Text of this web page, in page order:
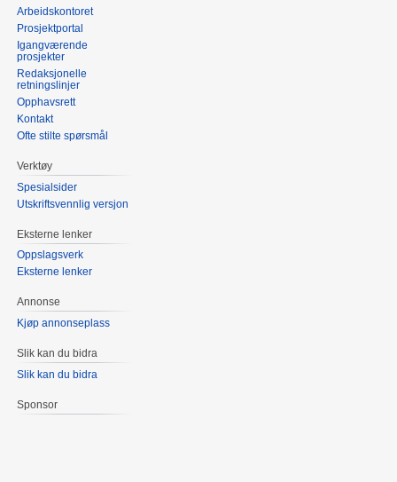
Arbeidskontoret
Prosjektportal
Igangværende
prosjekter
Redaksjonelle
retningslinjer
Opphavsrett
Kontakt
Ofte stilte spørsmål
Verktøy
Spesialsider
Utskriftsvennlig versjon
Eksterne lenker
Oppslagsverk
Eksterne lenker
Annonse
Kjøp annonseplass
Slik kan du bidra
Slik kan du bidra
Sponsor